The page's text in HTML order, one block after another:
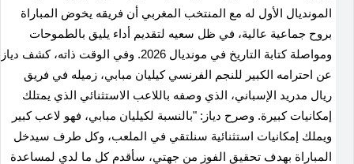
المونديال الأول له مع المنتخب المغربي أن فريقه يخوض المباراة
بروح جماعية عالية، في ظل سعيه لتقديم أداء يليق بالطموحات
ومواصلة كتابة التاريخ في مونديال 2026. وفي الوقت ذاته، كشف دياز
عن احترامه الكبير للنجم الفرنسي كيليان مبابي، زميله في فريق
ريال مدريد الإسباني، الذي وصفه باللاعب الاستثنائي الذي يمتلك
إمكانيات كبيرة. وصرح دياز: "بالنسبة لكيليان مبابي، فهو لاعب كبير
ويملك إمكانيات استثنائية سنلتقي في الملعب، وكل طرف سيدخل
المباراة بهدف تحقيق الفوز من جهتي، سأقدم كل ما لدي لمساعدة